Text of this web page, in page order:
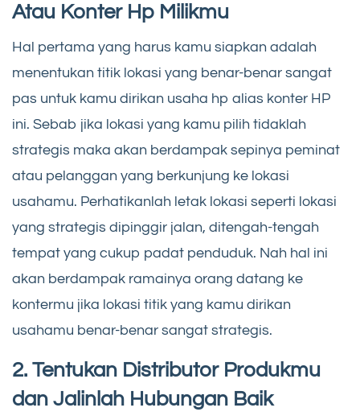
Atau Konter Hp Milikmu
Hal pertama yang harus kamu siapkan adalah
menentukan titik lokasi yang benar-benar sangat
pas untuk kamu dirikan usaha hp alias konter HP
ini. Sebab jika lokasi yang kamu pilih tidaklah
strategis maka akan berdampak sepinya peminat
atau pelanggan yang berkunjung ke lokasi
usahamu. Perhatikanlah letak lokasi seperti lokasi
yang strategis dipinggir jalan, ditengah-tengah
tempat yang cukup padat penduduk. Nah hal ini
akan berdampak ramainya orang datang ke
kontermu jika lokasi titik yang kamu dirikan
usahamu benar-benar sangat strategis.
2. Tentukan Distributor Produkmu
dan Jalinlah Hubungan Baik